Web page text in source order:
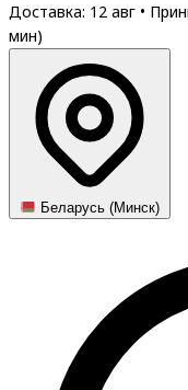
Доставка: 12 авг •
мин)
Беларусь (Минск)